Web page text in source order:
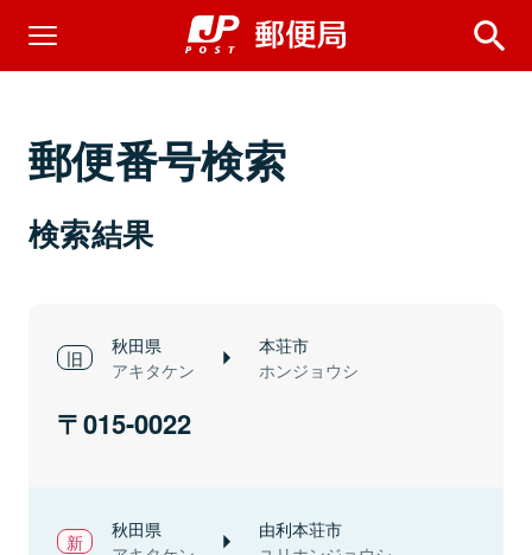
郵便番号検索
検索結果
秋田県
アキタケン
本荘市
ホンジョウシ
015-0022
秋田県 由利本荘市